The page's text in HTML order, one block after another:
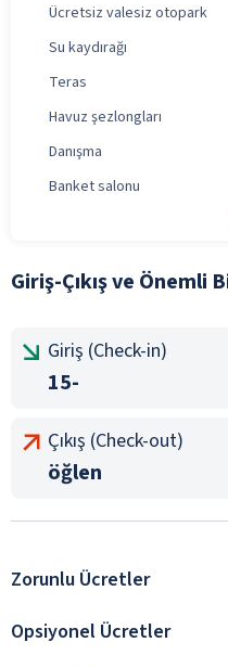
Ücretsiz valesiz otopark
Su kaydırağı
Teras
Havuz şezlongları
Danışma
Banket salonu
Giriş-Çıkış ve Önemli
Giriş (Check-in)
15-
Çıkış (Check-out)
öğlen
Zorunlu Ücretler
Opsiyonel Ücretler